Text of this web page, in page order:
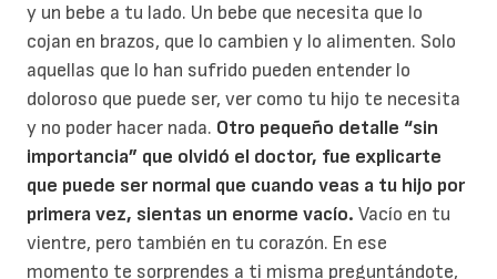
y un bebe a tu lado. Un bebe que necesita que lo
cojan en brazos, que lo cambien y lo alimenten. Solo
aquellas que lo han sufrido pueden entender lo
doloroso que puede ser, ver como tu hijo te necesita
y no poder hacer nada. Otro pequeño detalle “sin
importancia” que olvidó el doctor, fue explicarte
que puede ser normal que cuando veas a tu hijo por
primera vez, sientas un enorme vacío. Vacío en tu
vientre, pero también en tu corazón. En ese
momento te sorprendes a ti misma preguntándote,